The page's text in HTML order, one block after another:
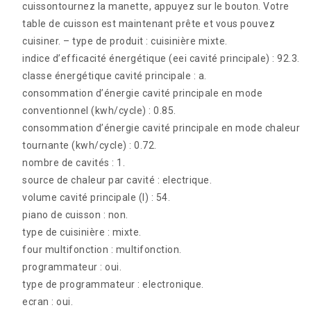
cuissontournez la manette, appuyez sur le bouton. Votre
table de cuisson est maintenant prête et vous pouvez
cuisiner. – type de produit : cuisinière mixte.
indice d’efficacité énergétique (eei cavité principale) : 92.3.
classe énergétique cavité principale : a.
consommation d’énergie cavité principale en mode
conventionnel (kwh/cycle) : 0.85.
consommation d’énergie cavité principale en mode chaleur
tournante (kwh/cycle) : 0.72.
nombre de cavités : 1.
source de chaleur par cavité : electrique.
volume cavité principale (l) : 54.
piano de cuisson : non.
type de cuisinière : mixte.
four multifonction : multifonction.
programmateur : oui.
type de programmateur : electronique.
ecran : oui.